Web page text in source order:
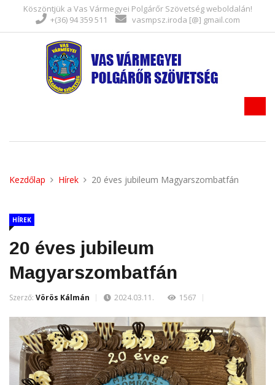
Köszöntjük a Vas Vármegyei Polgárőr Szövetség weboldalán!
+(36) 94 359 511
vasmpsz.iroda [@] gmail.com
Kezdőlap Hírek 20 éves jubileum Magyarszombatfán
HÍREK
20 éves jubileum
Magyarszombatfán
Szerző: Vörös Kálmán 2024.03.11. 1567